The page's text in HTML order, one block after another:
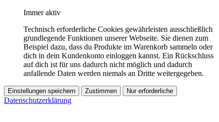
Immer aktiv
Technisch erforderliche Cookies gewährleisten ausschließlich
grundlegende Funktionen unserer Webseite. Sie dienen zum
Beispiel dazu, dass du Produkte im Warenkorb sammeln oder
dich in dein Kundenkonto einloggen kannst. Ein Rückschluss
auf dich ist für uns dadurch nicht möglich und dadurch
anfallende Daten werden niemals an Dritte weitergegeben.
Einstellungen speichern Zustimmen Nur erforderliche
Datenschutzerklärung